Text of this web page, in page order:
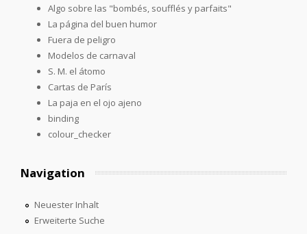
Algo sobre las "bombés, soufflés y parfaits"
La página del buen humor
Fuera de peligro
Modelos de carnaval
S. M. el átomo
Cartas de París
La paja en el ojo ajeno
binding
colour_checker
Navigation
Neuester Inhalt
Erweiterte Suche